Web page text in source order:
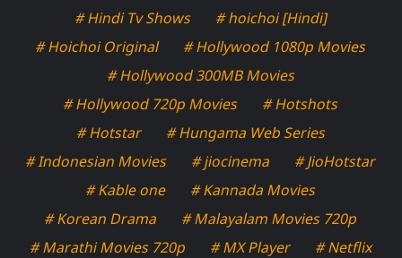
# Hindi Tv Shows
# hoichoi [Hindi]
# Hoichoi Original
# Hollywood 1080p Movies
# Hollywood 300MB Movies
# Hollywood 720p Movies
# Hotshots
# Hotstar
# Hungama Web Series
# Indonesian Movies
# jiocinema
# JioHotstar
# Kable one
# Kannada Movies
# Korean Drama
# Malayalam Movies 720p
# Marathi Movies 720p
# MX Player
# Netflix